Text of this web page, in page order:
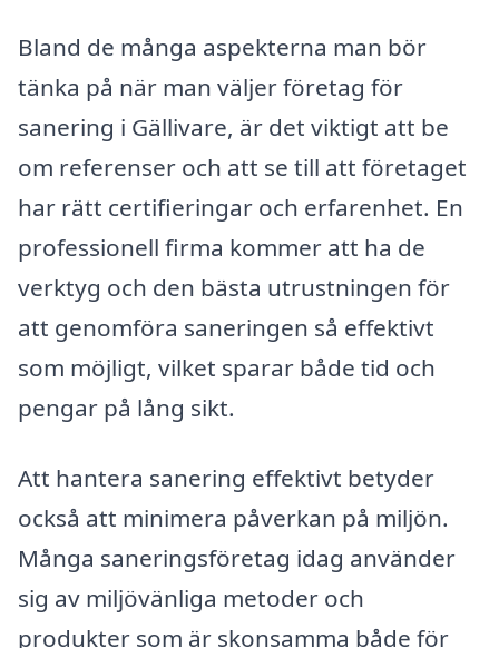
Bland de många aspekterna man bör
tänka på när man väljer företag för
sanering i Gällivare, är det viktigt att be
om referenser och att se till att företaget
har rätt certifieringar och erfarenhet. En
professionell firma kommer att ha de
verktyg och den bästa utrustningen för
att genomföra saneringen så effektivt
som möjligt, vilket sparar både tid och
pengar på lång sikt.
Att hantera sanering effektivt betyder
också att minimera påverkan på miljön.
Många saneringsföretag idag använder
sig av miljövänliga metoder och
produkter som är skonsamma både för